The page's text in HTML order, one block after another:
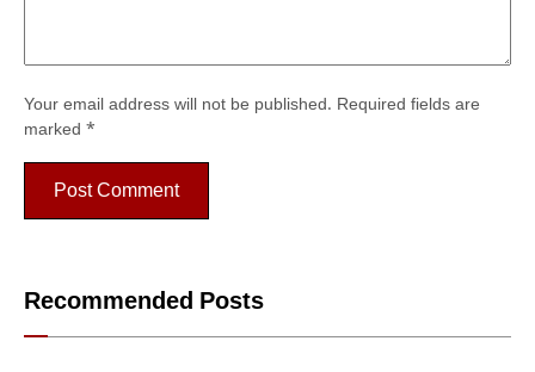
Your email address will not be published. Required fields are
marked *
Recommended Posts